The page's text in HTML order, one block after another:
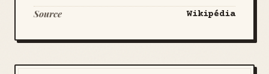
Source Wikipédia